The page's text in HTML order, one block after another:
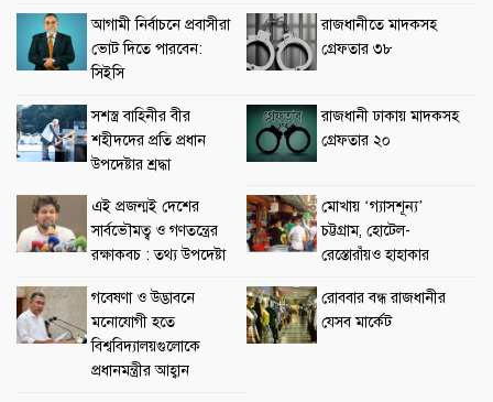
আগামী নির্বাচনে প্রবাসীরা
ভোট দিতে পারবেন:
সিইসি
রাজধানীতে মাদকসহ
গ্রেফতার ৩৮
সশস্ত্র বাহিনীর বীর
শহীদদের প্রতি প্রধান
উপদেষ্টার শ্রদ্ধা
রাজধানী ঢাকায় মাদকসহ
গ্রেফতার ২০
এই প্রজন্মই দেশের
সার্বভৌমত্ব ও গণতন্ত্রের
রক্ষাকবচ : তথ্য উপদেষ্টা
মোখায় ‘গ্যাসশূন্য’
চট্টগ্রাম, হোটেল-
রেস্তোরাঁয়ও হাহাকার
গবেষণা ও উদ্ভাবনে
মনোযোগী হতে
বিশ্ববিদ্যালয়গুলোকে
প্রধানমন্ত্রীর আহ্বান
রোববার বন্ধ রাজধানীর
যেসব মার্কেট